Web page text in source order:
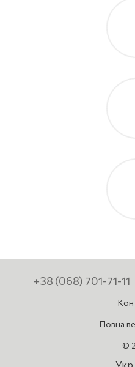
+38 (068) 701-71-11
Повна
©
Укр